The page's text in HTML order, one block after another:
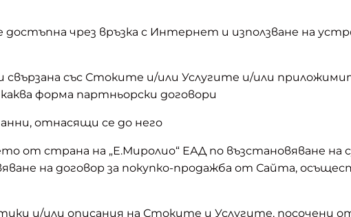
чрез връзка с Интернет и използване на
със Стоките и/или Услугите и/или
форма партньорски договори
отнасящи се до него
от страна на „Е.Миролио“ ЕАД по възстановяване
на договор за покупко-продажба от Сайта,
и/или описания на Стоките и Услугите, посочени